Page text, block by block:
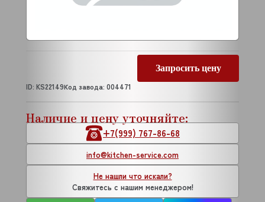
Запросить цену
ID: KS22149Код завода: 004471
Наличие и цену уточняйте:
+7(999) 767-86-68
info@kitchen-service.com
Не нашли что искали?
Свяжитесь с нашим менеджером!